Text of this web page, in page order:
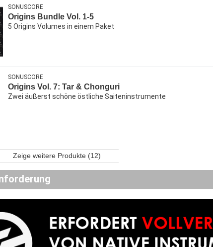
SONUSCORE
Origins Bundle Vol. 1-5
5 Origins Volumes in einem Paket
SONUSCORE
Origins Vol. 7: Tar & Chonguri
Zwei äußerst schöne östliche Saiteninstrumente
Zeige weitere Produkte (12)